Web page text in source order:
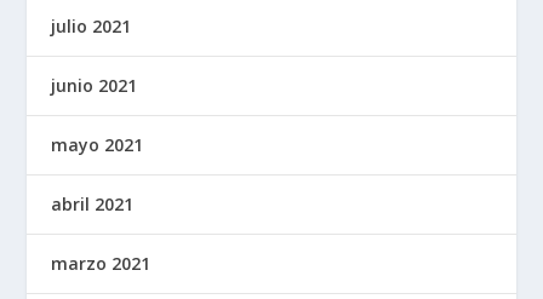
julio 2021
junio 2021
mayo 2021
abril 2021
marzo 2021